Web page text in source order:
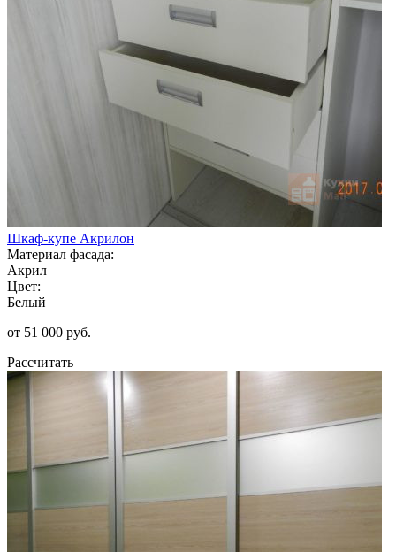
Шкаф-купе Акрилон
Материал фасада:
Акрил
Цвет:
Белый
от 51 000 руб.
Рассчитать